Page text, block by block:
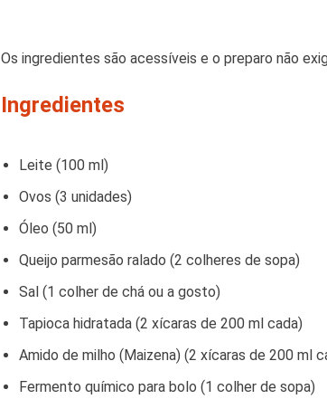
Os ingredientes são acessíveis e o preparo não
Ingredientes
Leite (100 ml)
Ovos (3 unidades)
Óleo (50 ml)
Queijo parmesão ralado (2 colheres de sopa)
Sal (1 colher de chá ou a gosto)
Tapioca hidratada (2 xícaras de 200 ml cada)
Amido de milho (Maizena) (2 xícaras de 200 ml
Fermento químico para bolo (1 colher de sopa)